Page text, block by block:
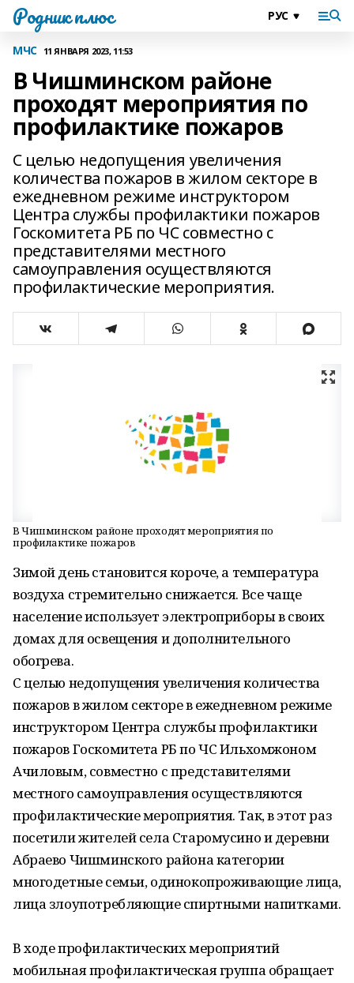
Родник плюс
МЧС 11 ЯНВАРЯ 2023, 11:53
В Чишминском районе
проходят мероприятия по
профилактике пожаров
С целью недопущения увеличения
количества пожаров в жилом секторе в
ежедневном режиме инструктором
Центра службы профилактики пожаров
Госкомитета РБ по ЧС совместно с
представителями местного
самоуправления осуществляются
профилактические мероприятия.
В Чишминском районе проходят мероприятия по
профилактике пожаров
Зимой день становится короче, а температура
воздуха стремительно снижается. Все чаще
население использует электроприборы в своих
домах для освещения и дополнительного
обогрева.
С целью недопущения увеличения количества
пожаров в жилом секторе в ежедневном режиме
инструктором Центра службы профилактики
пожаров Госкомитета РБ по ЧС Ильхомжоном
Ачиловым, совместно с представителями
местного самоуправления осуществляются
профилактические мероприятия. Так, в этот раз
посетили жителей села Старомусино и деревни
Абраево Чишминского района категории
многодетные семьи, одинокопроживающие лица,
лица злоупотребляющие спиртными напитками.
В ходе профилактических мероприятий
мобильная профилактическая группа обращает